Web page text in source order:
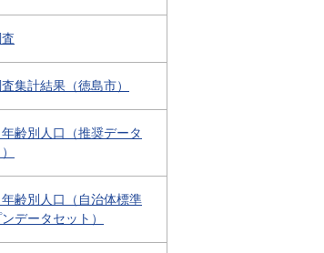
集計結果（徳島市）
齢別人口（推奨データ
齢別人口（自治体標準
データセット）